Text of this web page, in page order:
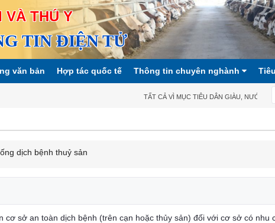
VÀ THÚ Y
TIN ĐIỆN TỬ
văn bản Hợp tác quốc tế Thông tin chuyên nghành
TẤT CẢ VÌ MỤC TIÊU DÂN GIÀU, NƯỚC
dịch bệnh thuỷ sản
cơ sở an toàn dịch bệnh (trên cạn hoặc thủy sản) đối với cơ sở có nhu